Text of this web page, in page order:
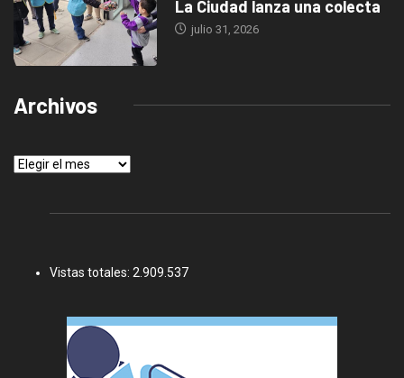
La Ciudad lanza una colecta
julio 31, 2026
Archivos
Archivos
Vistas totales: 2.909.537